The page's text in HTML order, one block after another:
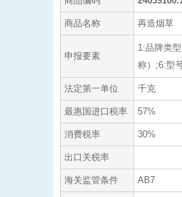
商品名称 再造烟草
申报要素
1:品牌类
称）;6:型
法定第一单位 千克
最惠国进口税率 57%
消费税率 30%
出口关税率
海关监管条件 AB7